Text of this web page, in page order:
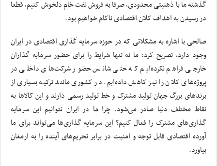
گذشته ما با ذهنیتی محدودی، صرفا به فروش نفت خام دلخوش کنیم، قطعا
در رسیدن به اهداف کلان اقتصادی ناکام خواهیم بود.
صالحی با اشاره به مشکلاتی که در حوزه سرمایه گذاری اقتصادی در ایران
وجود دارد، تصریح کرد: ما نه تنها شرایط را برای حضور سرمایه گذاران
خارجی فراهم نکرده‌ایم که حتی شانس حضور شرکت‌های داخلی در
پروژه‌های کلان را نیز کاهش داده‌ایم. در کشوری مانند ترکیه بسیاری از
برندهای بزرگ جهان تولید مشترک و خط تولید رسمی دارند و این کالاها به
نقاط مختلف دنیا صادر می‌شود. چرا ما در ایران نتوانیم این سرمایه
گذاری‌های مشترک را فعال کنیم؟ این سرمایه گذاری‌ها می‌تواند برای ما
آورده اقتصادی قابل توجه و امنیت در برابر تحریم‌های آینده را به ارمغان
بیاورد.